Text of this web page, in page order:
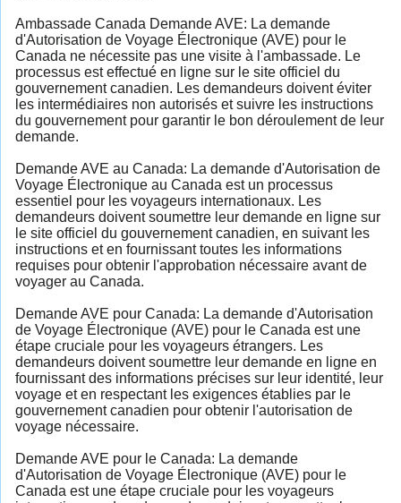
Ambassade Canada Demande AVE: La demande
d'Autorisation de Voyage Électronique (AVE) pour le
Canada ne nécessite pas une visite à l'ambassade. Le
processus est effectué en ligne sur le site officiel du
gouvernement canadien. Les demandeurs doivent éviter
les intermédiaires non autorisés et suivre les instructions
du gouvernement pour garantir le bon déroulement de leur
demande.
Demande AVE au Canada: La demande d'Autorisation de
Voyage Électronique au Canada est un processus
essentiel pour les voyageurs internationaux. Les
demandeurs doivent soumettre leur demande en ligne sur
le site officiel du gouvernement canadien, en suivant les
instructions et en fournissant toutes les informations
requises pour obtenir l'approbation nécessaire avant de
voyager au Canada.
Demande AVE pour Canada: La demande d'Autorisation
de Voyage Électronique (AVE) pour le Canada est une
étape cruciale pour les voyageurs étrangers. Les
demandeurs doivent soumettre leur demande en ligne en
fournissant des informations précises sur leur identité, leur
voyage et en respectant les exigences établies par le
gouvernement canadien pour obtenir l'autorisation de
voyage nécessaire.
Demande AVE pour le Canada: La demande
d'Autorisation de Voyage Électronique (AVE) pour le
Canada est une étape cruciale pour les voyageurs